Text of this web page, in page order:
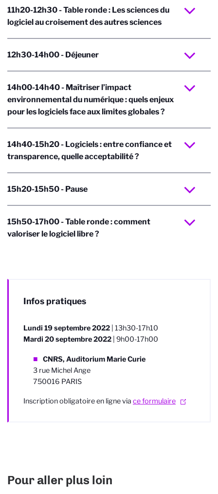
11h20-12h30 - Table ronde : Les sciences du
logiciel au croisement des autres sciences
12h30-14h00 - Déjeuner
14h00-14h40 - Maîtriser l’impact
environnemental du numérique : quels enjeux
pour les logiciels face aux limites globales ?
14h40-15h20 - Logiciels : entre confiance et
transparence, quelle acceptabilité ?
15h20-15h50 - Pause
15h50-17h00 - Table ronde : comment
valoriser le logiciel libre ?
Infos pratiques
Lundi 19 septembre 2022 | 13h30-17h10
Mardi 20 septembre 2022 | 9h00-17h00
CNRS, Auditorium Marie Curie
3 rue Michel Ange
750016 PARIS
Inscription obligatoire en ligne via ce formulaire
Pour aller plus loin